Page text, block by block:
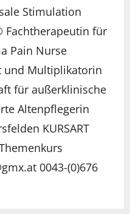
Stimulation
Fachtherapeutin für
Pain Nurse
und Multiplikatorin
für außerklinische
Altenpflegerin
KURSART
0043-(0)676